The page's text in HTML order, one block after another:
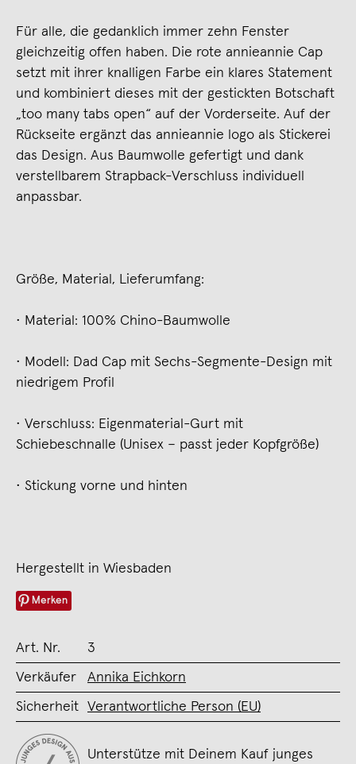
Für alle, die gedanklich immer zehn Fenster
gleichzeitig offen haben. Die rote annieannie Cap
setzt mit ihrer knalligen Farbe ein klares Statement
und kombiniert dieses mit der gestickten Botschaft
„too many tabs open“ auf der Vorderseite. Auf der
Rückseite ergänzt das annieannie logo als Stickerei
das Design. Aus Baumwolle gefertigt und dank
verstellbarem Strapback-Verschluss individuell
anpassbar.
Größe, Material, Lieferumfang:
• Material: 100% Chino-Baumwolle
• Modell: Dad Cap mit Sechs-Segmente-Design mit
niedrigem Profil
• Verschluss: Eigenmaterial-Gurt mit
Schiebeschnalle (Unisex – passt jeder Kopfgröße)
• Stickung vorne und hinten
Hergestellt in Wiesbaden
Merken
Art. Nr. 3
Verkäufer Annika Eichkorn
Sicherheit Verantwortliche Person (EU)
Unterstütze mit Deinem Kauf junges